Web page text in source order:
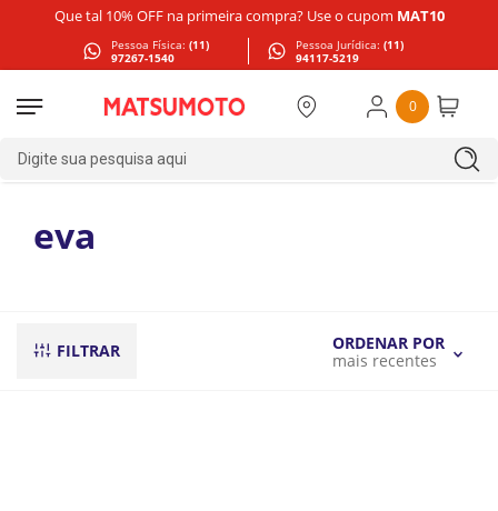
Que tal 10% OFF na primeira compra? Use o cupom MAT10
Pessoa Física: (11)
97267-1540
Pessoa Jurídica: (11)
94117-5219
0
Digite sua pesquisa aqui
eva
FILTRAR
ORDENAR POR
mais recentes